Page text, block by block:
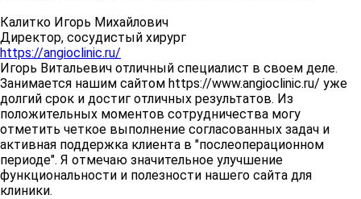
Калитко Игорь Михайлович
Директор, сосудистый хирург
https://angioclinic.ru/
Игорь Витальевич отличный специалист в своем деле.
Занимается нашим сайтом https://www.angioclinic.ru/ уже
долгий срок и достиг отличных результатов. Из
положительных моментов сотрудничества могу
отметить четкое выполнение согласованных задач и
активная поддержка клиента в "послеоперационном
периоде". Я отмечаю значительное улучшение
функциональности и полезности нашего сайта для
клиники.